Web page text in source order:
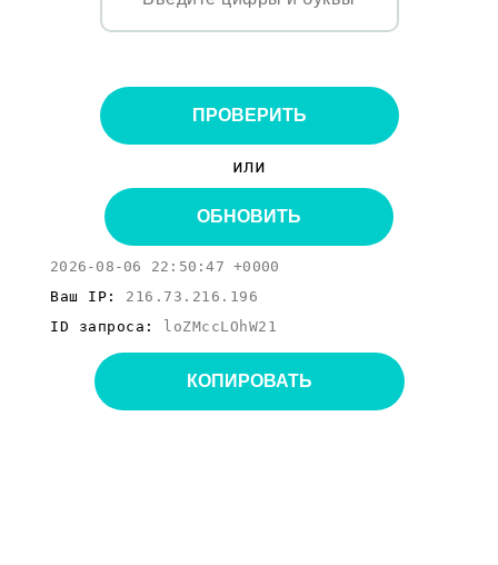
ПРОВЕРИТЬ
или
ОБНОВИТЬ
2026-08-06 22:50:47 +0000
Ваш IP: 216.73.216.196
ID запроса:
loZMccLOhW21
КОПИРОВАТЬ